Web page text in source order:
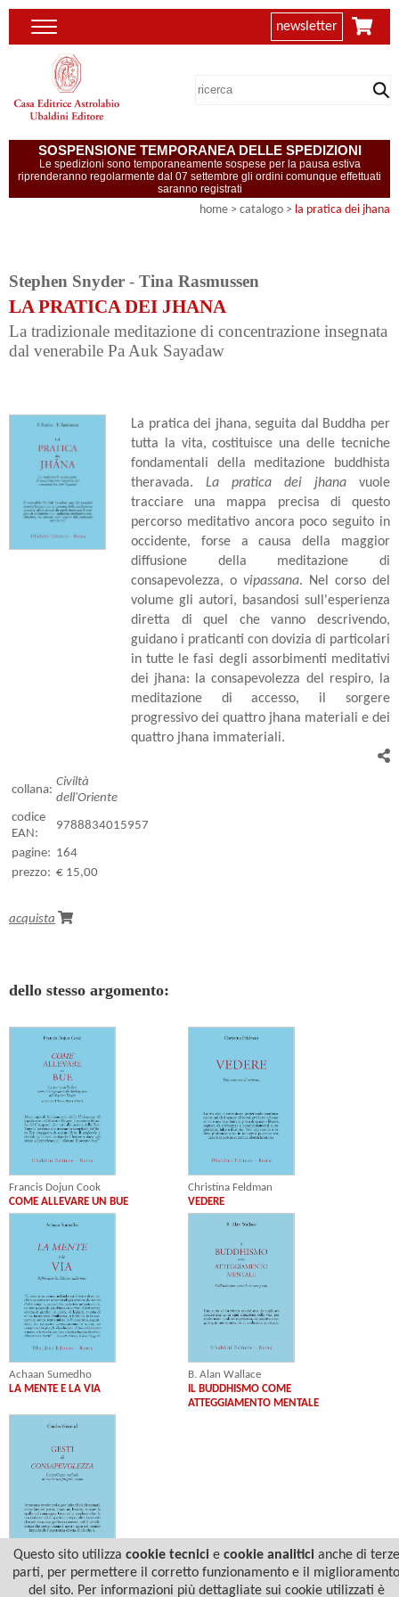
newsletter
SOSPENSIONE TEMPORANEA DELLE SPEDIZIONI
Le spedizioni sono temporaneamente sospese per la pausa estiva
riprenderanno regolarmente dal 07 settembre gli ordini comunque effettuati
saranno registrati
home > catalogo > la pratica dei jhana
Stephen Snyder - Tina Rasmussen
LA PRATICA DEI JHANA
La tradizionale meditazione di concentrazione insegnata
dal venerabile Pa Auk Sayadaw
La pratica dei jhana, seguita dal Buddha per
tutta la vita, costituisce una delle tecniche
fondamentali della meditazione buddhista
theravada. La pratica dei jhana vuole
tracciare una mappa precisa di questo
percorso meditativo ancora poco seguito in
occidente, forse a causa della maggior
diffusione della meditazione di
consapevolezza, o vipassana. Nel corso del
volume gli autori, basandosi sull'esperienza
diretta di quel che vanno descrivendo,
guidano i praticanti con dovizia di particolari
in tutte le fasi degli assorbimenti meditativi
dei jhana: la consapevolezza del respiro, la
meditazione di accesso, il sorgere
progressivo dei quattro jhana materiali e dei
quattro jhana immateriali.
collana:
Civiltà
dell'Oriente
codice
EAN:
9788834015957
pagine: 164
prezzo: € 15,00
acquista
dello stesso argomento:
Francis Dojun Cook
COME ALLEVARE UN BUE
Christina Feldman
VEDERE
Achaan Sumedho
LA MENTE E LA VIA
B. Alan Wallace
IL BUDDHISMO COME
ATTEGGIAMENTO MENTALE
Charles Genoud
GESTI DI CONSAPEVOLEZZA
Questo sito utilizza cookie tecnicie cookie analiticianche di terze
parti, per permettere il corretto funzionamento e il miglioramento
del sito. Per informazioni più dettagliate sui cookie utilizzati è